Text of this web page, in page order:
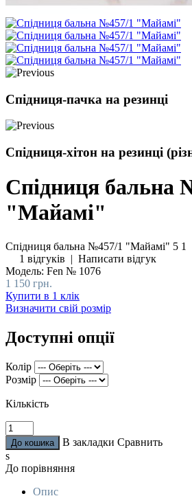
Спідниця-пачка на резинці
Спідниця-хітон на резинці
Спідниця бальна
"Майамі"
Спідниця бальна №457/1 "Майамі" 5 1
1 відгуків | Написати відгук
Модель: Fen № 1076
1 150 грн.
Купити в 1 клік
Визначити свій розмір
Доступні опції
Колір
Розмір
Кількість
В закладки Сравнить
s
До порівняння
Опис